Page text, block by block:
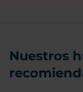
Nuestros